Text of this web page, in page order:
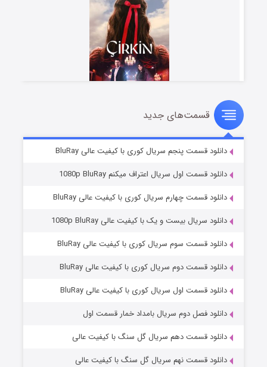
سریال زشت
قسمت۲ (زیرنویس) منتشر شد
مردگان متحرک: شهر مرده ۳
قسمت۲ (زیرنویس) منتشر شد
قسمت‌های جدید
دانلود قسمت پنجم سریال کوری با کیفیت عالی BluRay
دانلود قسمت اول سریال اعتراف میکنم 1080p BluRay
دانلود قسمت چهارم سریال کوری با کیفیت عالی BluRay
دانلود سریال بیست و یک با کیفیت عالی 1080p BluRay
دانلود قسمت سوم سریال کوری با کیفیت عالی BluRay
دانلود قسمت دوم سریال کوری با کیفیت عالی BluRay
دانلود قسمت اول سریال کوری با کیفیت عالی BluRay
دانلود فصل دوم سریال بامداد خمار قسمت اول
دانلود قسمت دهم سریال گل سنگ با کیفیت عالی
دانلود قسمت نهم سریال گل سنگ با کیفیت عالی